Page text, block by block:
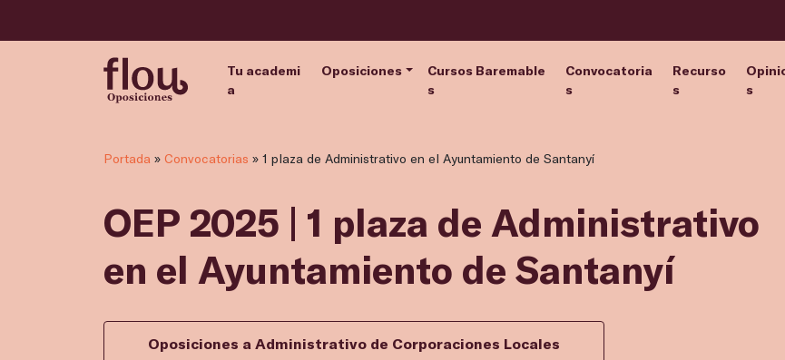
Tu academi
a
Oposiciones
Cursos Baremable
s
Convocatoria
s
Recurso
s
s
Portada » Convocatorias » 1 plaza de Administrativo en el Ayuntamiento de Santanyí
OEP 2025 | 1 plaza de Administrativo
en el Ayuntamiento de Santanyí
Oposiciones a Administrativo de Corporaciones Locales